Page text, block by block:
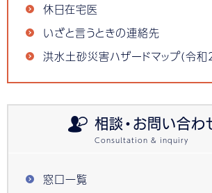
休日在宅医
いざと言うときの連絡先
洪水土砂災害ハザードマップ(令
相談・お問い合わ
窓口一覧